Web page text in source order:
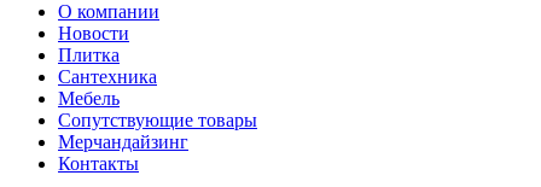
О компании
Новости
Плитка
Сантехника
Мебель
Сопутствующие товары
Мерчандайзинг
Контакты